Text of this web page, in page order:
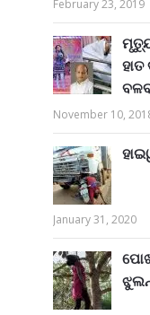
February 23, 2019
November 10,
January 31, 2020